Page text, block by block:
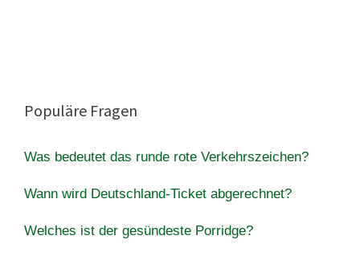
Populäre Fragen
Was bedeutet das runde rote Verkehrszeichen?
Wann wird Deutschland-Ticket abgerechnet?
Welches ist der gesündeste Porridge?